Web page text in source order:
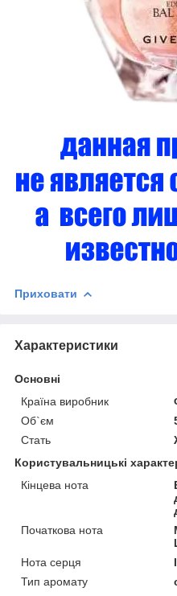
Приховати
Характеристики
Основні
Країна виробник
Об`єм
Стать
Користувальницькі
Кінцева нота
Початкова нота
Нота серця
Тип аромату